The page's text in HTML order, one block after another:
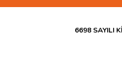
6698 SAYILI